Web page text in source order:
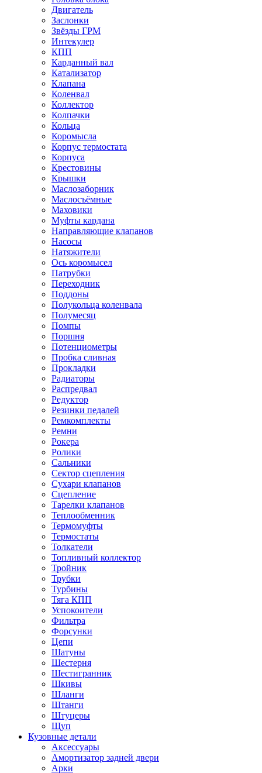
Двигатель
Заслонки
Звёзды ГРМ
Интекулер
КПП
Карданный вал
Катализатор
Клапана
Коленвал
Коллектор
Колпачки
Кольца
Коромысла
Корпус термостата
Корпуса
Крестовины
Крышки
Маслозаборник
Маслосъёмные
Маховики
Муфты кардана
Направляющие клапанов
Насосы
Натяжители
Ось коромысел
Патрубки
Переходник
Поддоны
Полукольца коленвала
Полумесяц
Помпы
Поршня
Потенциометры
Пробка сливная
Прокладки
Радиаторы
Распредвал
Редуктор
Резинки педалей
Ремкомплекты
Ремни
Рокера
Ролики
Сальники
Сектор сцепления
Сухари клапанов
Сцепление
Тарелки клапанов
Теплообменник
Термомуфты
Термостаты
Толкатели
Топливный коллектор
Тройник
Трубки
Турбины
Тяга КПП
Успокоители
Фильтра
Форсунки
Цепи
Шатуны
Шестерня
Шестигранник
Шкивы
Шланги
Штанги
Штуцеры
Щуп
Кузовные детали
Аксессуары
Амортизатор задней двери
Арки